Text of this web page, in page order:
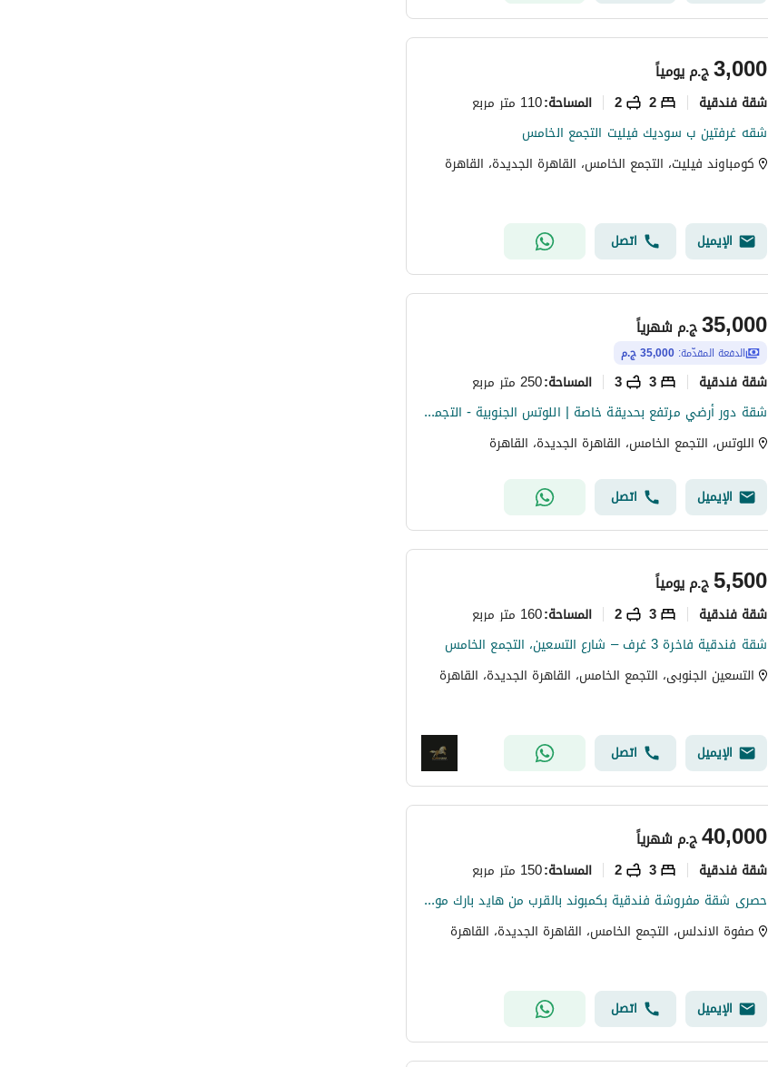
ج.م3,000 يومياً
شقة فندقية 2
2 المساحة:110 متر مربع
شقه غرفتين ب سوديك فيليت التجمع الخامس
كومباوند فيليت، التجمع الخامس، القاهرة الجديدة، القاهرة
الإيميل اتصل
ج.م35,000 شهرياً
الدفعة المقدّمة: 35,000 ج.م
شقة فندقية 3
3 المساحة:250 متر مربع
شقة دور أرضي مرتفع بحديقة خاصة | اللوتس الجنوبية - التجمع الخامس *Ground Floor Apartment with Private Garden | South Lotus - Fifth Settlement* دور أرضي مرتفع - مدخلين منفصلين: مدخل خاص من الحديقة + مدخل العمارة 3 غرف نوم: كلهم ماستر بحمام خاص ري
اللوتس، التجمع الخامس، القاهرة الجديدة، القاهرة
الإيميل اتصل
ج.م5,500 يومياً
شقة فندقية 3
2 المساحة:160 متر مربع
شقة فندقية فاخرة 3 غرف – شارع التسعين، التجمع الخامس
التسعين الجنوبى، التجمع الخامس، القاهرة الجديدة، القاهرة
الإيميل اتصل
ج.م40,000 شهرياً
شقة فندقية 3
2 المساحة:150 متر مربع
حصرى شقة مفروشة فندقية بكمبوند بالقرب من هايد بارك مونتن فيو
صفوة الاندلس، التجمع الخامس، القاهرة الجديدة، القاهرة
الإيميل اتصل